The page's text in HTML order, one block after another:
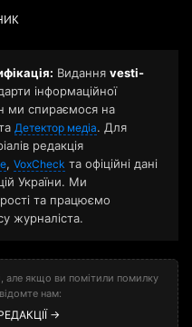
Видання vesti-
інформаційної
ми спираємося на
Детектор медіа. Для
редакція
, VoxCheck та офіційні дані
України. Ми
та працюємо
журналіста.
але якщо ви помітили помилку
нам:
→